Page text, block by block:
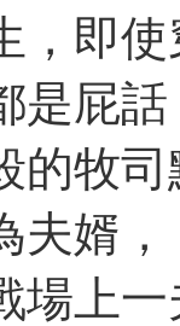
，即
屁話
的牧
夫婿，
場上